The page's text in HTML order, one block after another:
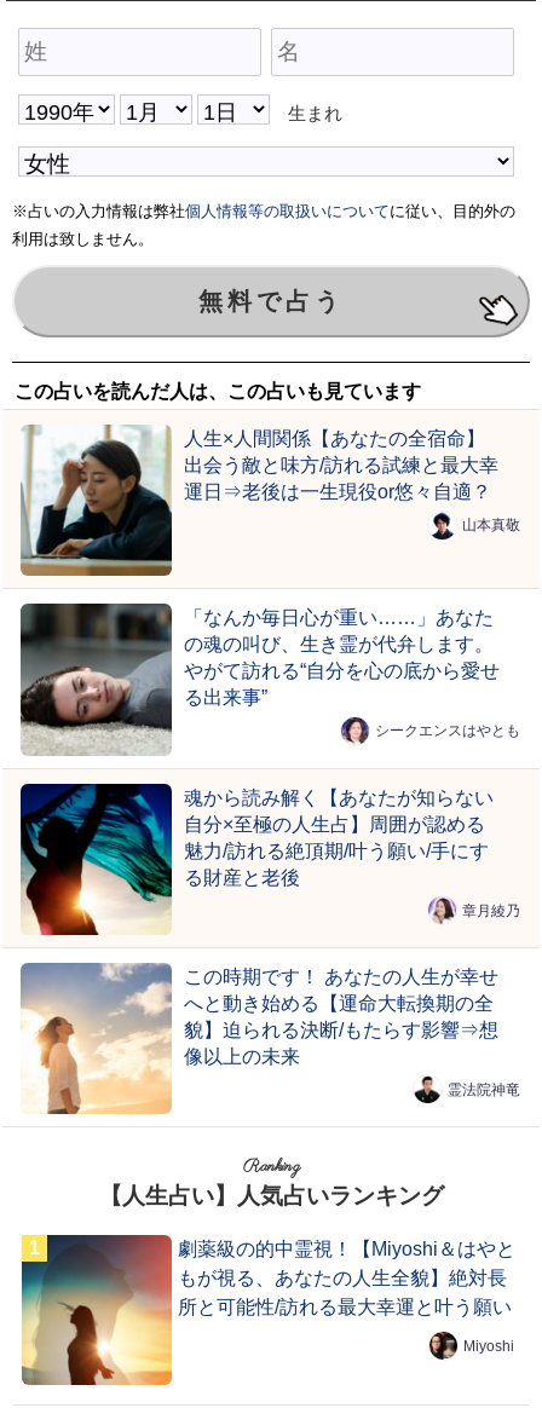
生まれ
※占いの入力情報は弊社個人情報等の取扱いについてに従い、目的外の
利用は致しません。
この占いを読んだ人は、この占いも見ています
人生×人間関係【あなたの全宿命】
出会う敵と味方/訪れる試練と最大幸
運日⇒老後は一生現役or悠々自適？
山本真敬
「なんか毎日心が重い……」あなた
の魂の叫び、生き霊が代弁します。
やがて訪れる“自分を心の底から愛せ
る出来事”
シークエンスはやとも
魂から読み解く【あなたが知らない
自分×至極の人生占】周囲が認める
魅力/訪れる絶頂期/叶う願い/手にす
る財産と老後
章月綾乃
この時期です！ あなたの人生が幸せ
へと動き始める【運命大転換期の全
貌】迫られる決断/もたらす影響⇒想
像以上の未来
霊法院神竜
Ranking
【人生占い】人気占いランキング
劇薬級の的中霊視！【Miyoshi＆はやと
もが視る、あなたの人生全貌】絶対長
所と可能性/訪れる最大幸運と叶う願い
Miyoshi